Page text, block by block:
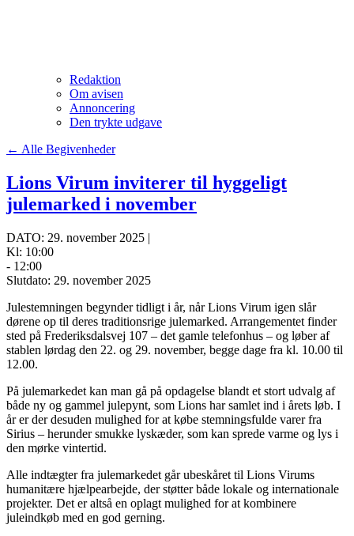
Redaktion
Om avisen
Annoncering
Den trykte udgave
← Alle Begivenheder
Lions Virum inviterer til hyggeligt
julemarked i november
DATO: 29. november 2025 |
Kl: 10:00
- 12:00
Slutdato: 29. november 2025
Julestemningen begynder tidligt i år, når Lions Virum igen slår
dørene op til deres traditionsrige julemarked. Arrangementet finder
sted på Frederiksdalsvej 107 – det gamle telefonhus – og løber af
stablen lørdag den 22. og 29. november, begge dage fra kl. 10.00 til
12.00.
På julemarkedet kan man gå på opdagelse blandt et stort udvalg af
både ny og gammel julepynt, som Lions har samlet ind i årets løb. I
år er der desuden mulighed for at købe stemningsfulde varer fra
Sirius – herunder smukke lyskæder, som kan sprede varme og lys i
den mørke vintertid.
Alle indtægter fra julemarkedet går ubeskåret til Lions Virums
humanitære hjælpearbejde, der støtter både lokale og internationale
projekter. Det er altså en oplagt mulighed for at kombinere
juleindkøb med en god gerning.